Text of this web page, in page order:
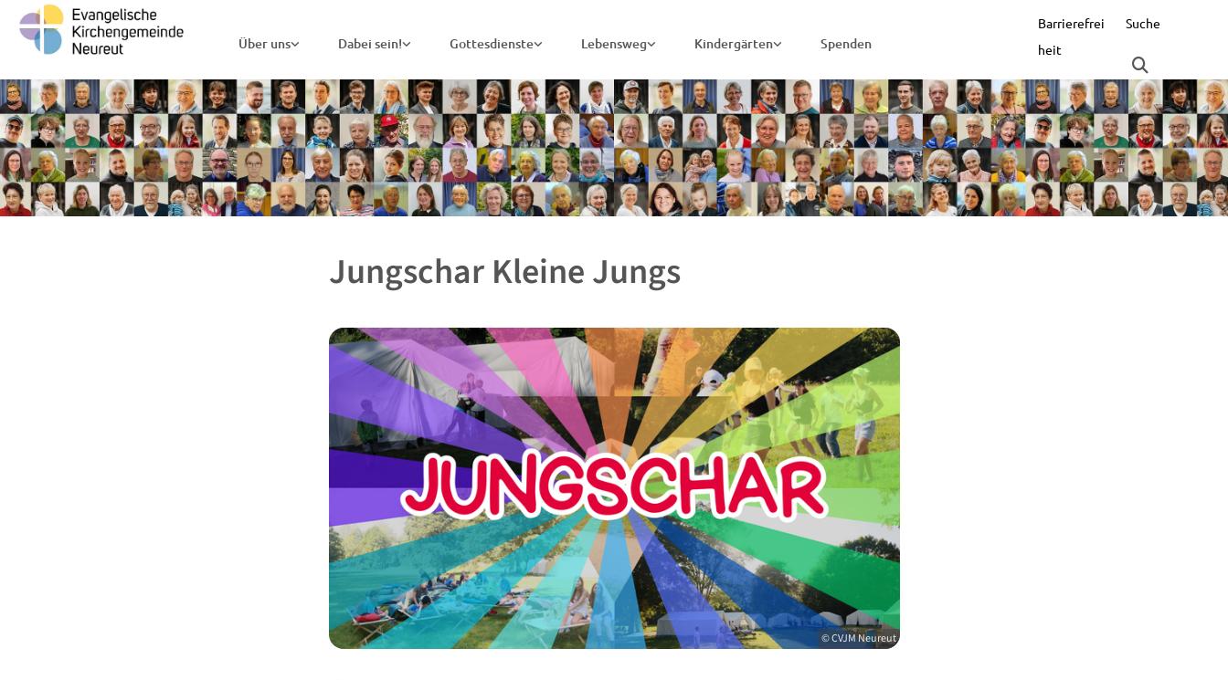
Über uns Dabei sein! Gottesdienste Lebensweg Kindergärten Spenden
Barrierefrei
heit
Suche
Jungschar Kleine Jungs
© CVJM Neureut